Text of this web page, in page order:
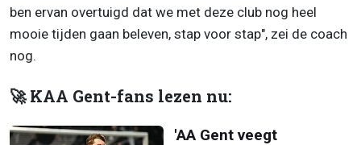
ben ervan overtuigd dat we met deze club nog heel
mooie tijden gaan beleven, stap voor stap", zei de coach
nog.
🚀 KAA Gent-fans lezen nu:
'AA Gent veegt